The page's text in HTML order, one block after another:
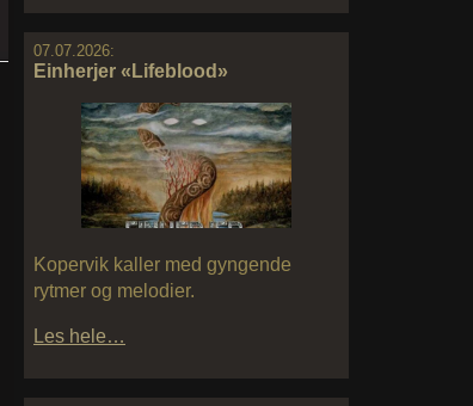
07.07.2026:
Einherjer «Lifeblood»
Kopervik kaller med gyngende
rytmer og melodier.
Les hele…